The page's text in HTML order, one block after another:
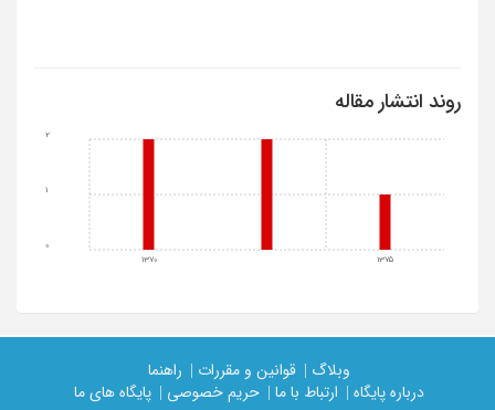
روند انتشار مقاله
1370 1375
0
1
2
وبلاگ | قوانین و مقررات |
راهنما
درباره پایگاه |
ارتباط با ما | حریم خصوصی | پایگاه های ما